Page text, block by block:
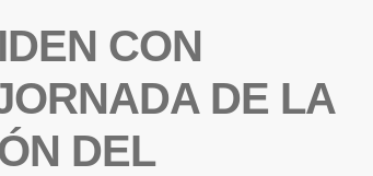
CON
DE LA
DEL